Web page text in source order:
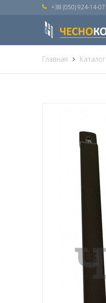
+38 (050) 924-14-07
Главная Каталог